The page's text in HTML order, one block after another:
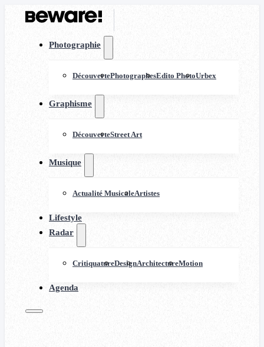
Photographie
DécouvertePhotographesEdito PhotoUrbex
Graphisme
DécouverteStreet Art
Musique
Actualité MusicaleArtistes
Lifestyle
Radar
CritiquatureDesignArchitectureMotion
Agenda